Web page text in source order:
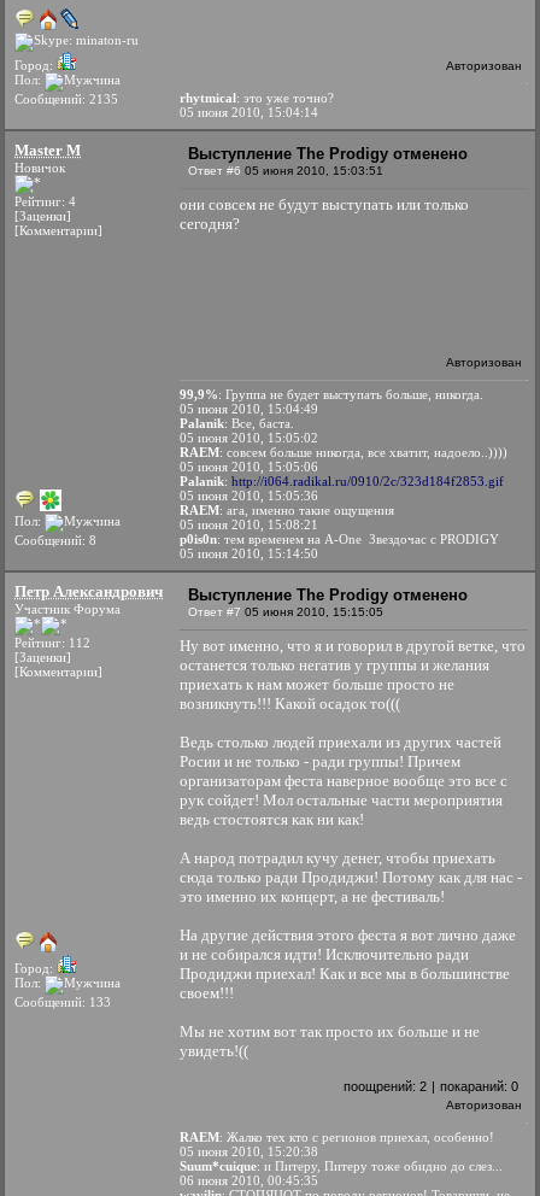
Город:
Пол:
Сообщений: 2135
Авторизован
rhytmical: это уже точно?
05 июня 2010, 15:04:14
Master M
Новичок
Рейтинг: 4
[Заценки]
[Комментарии]
Пол:
Сообщений: 8
Выступление The Prodigy отменено
Ответ #6 05 июня 2010, 15:03:51
они совсем не будут выступать или только
сегодня?
Авторизован
99,9%: Группа не будет выступать больше, никогда.
05 июня 2010, 15:04:49
Palanik: Все, баста.
05 июня 2010, 15:05:02
RAEM: совсем больше никогда, все хватит, надоело..))))
05 июня 2010, 15:05:06
Palanik: http://i064.radikal.ru/0910/2c/323d184f2853.gif
05 июня 2010, 15:05:36
RAEM: ага, именно такие ощущения
05 июня 2010, 15:08:21
p0is0n: тем временем на A-One Звездочас с PRODIGY
05 июня 2010, 15:14:50
Петр Александрович
Участник Форума
Рейтинг: 112
[Заценки]
[Комментарии]
Город:
Пол:
Сообщений: 133
Выступление The Prodigy отменено
Ответ #7 05 июня 2010, 15:15:05
Ну вот именно, что я и говорил в другой ветке, что
останется только негатив у группы и желания
приехать к нам может больше просто не
возникнуть!!! Какой осадок то(((
Ведь столько людей приехали из других частей
Росии и не только - ради группы! Причем
организаторам феста наверное вообще это все с
рук сойдет! Мол остальные части мероприятия
ведь стостоятся как ни как!
А народ потрадил кучу денег, чтобы приехать
сюда только ради Продиджи! Потому как для нас -
это именно их концерт, а не фестиваль!
На другие действия этого феста я вот лично даже
и не собирался идти! Исключительно ради
Продиджи приехал! Как и все мы в большинстве
своем!!!
Мы не хотим вот так просто их больше и не
увидеть!((
поощрений: 2 | покараний: 0
Авторизован
RAEM: Жалко тех кто с регионов приехал, особенно!
05 июня 2010, 15:20:38
Suum*cuique: и Питеру, Питеру тоже обидно до слез...
06 июня 2010, 00:45:35